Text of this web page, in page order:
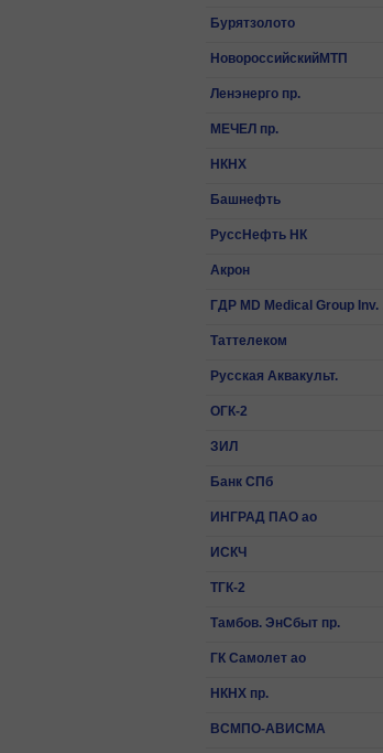
Бурятзолото
НовороссийскийМТП
Ленэнерго пр.
МЕЧЕЛ пр.
НКНХ
Башнефть
РуссНефть НК
Акрон
Таттелеком
Русская Аквакульт.
ОГК-2
ЗИЛ
Банк СПб
ИНГРАД ПАО ао
ИCКЧ
ТГК-2
Тамбов. ЭнСбыт пр.
ГК Самолет ао
НКНХ пр.
ВСМПО-АВИСМА